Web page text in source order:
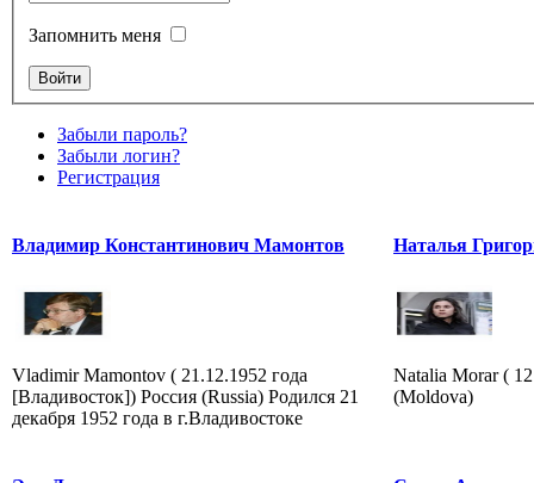
Запомнить меня
Забыли пароль?
Забыли логин?
Регистрация
Владимир Константинович Мамонтов
Vladimir Mamontov ( 21.12.1952 года
[Владивосток]) Россия (Russia) Родился 21
декабря 1952 года в г.Владивостоке
Наталья
Natalia Morar (
(Moldova)